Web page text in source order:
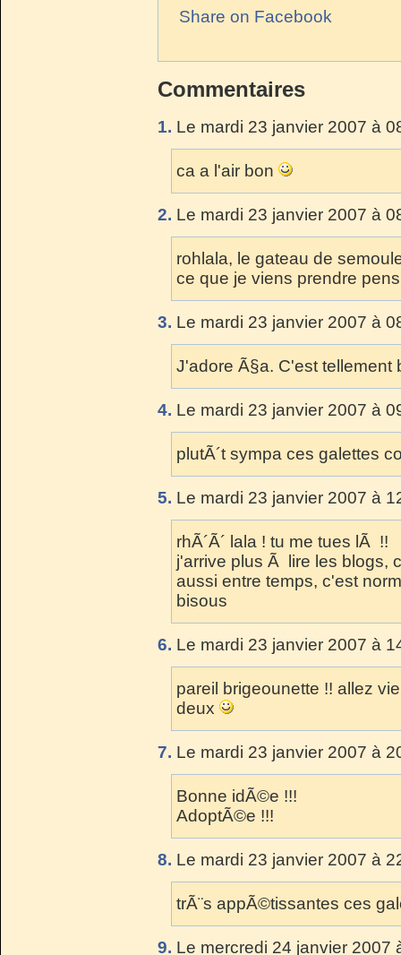
Share on Facebook
Commentaires
1. Le mardi 23 janvier 2007 à
ca a l'air bon
2. Le mardi 23 janvier 2007 à
rohlala, le gateau de
ce que je viens prendre
3. Le mardi 23 janvier 2007 à
J'adore Ã§a. C'est tellement
4. Le mardi 23 janvier 2007 à
plutÃ´t sympa ces galettes
5. Le mardi 23 janvier 2007 à
rhÃ´Ã´ lala ! tu me tues lÃ !!
j'arrive plus Ã lire les blogs,
aussi entre temps, c'est
bisous
6. Le mardi 23 janvier 2007 à
pareil brigeounette !! allez
deux
7. Le mardi 23 janvier 2007 à
Bonne idÃ©e !!!
AdoptÃ©e !!!
8. Le mardi 23 janvier 2007 à
trÃ¨s appÃ©tissantes ces
9. Le mercredi 24 janvier 2007